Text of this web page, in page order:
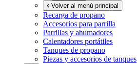
Volver al menú principal
Recarga de propano
Accesorios para parrilla
Parrillas y ahumadores
Calentadores portátiles
Tanques de propano
Piezas y accesorios de tanques